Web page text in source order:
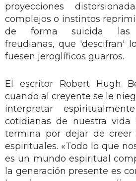
proyecciones
complejos o instintos
de forma suicida las
freudianas, que 'descifran'
fuesen jeroglíficos guarros.
El escritor Robert Hugh
cuando al creyente se le
interpretar
cotidianas de nuestra vida
termina por dejar de creer
espirituales. «Todo lo que
es un mundo espiritual
la generación presente es